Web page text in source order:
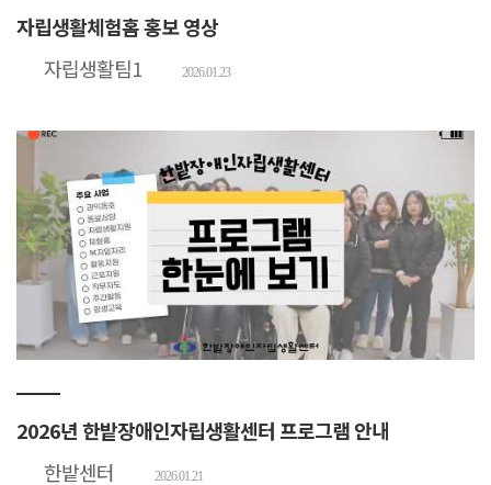
자립생활체험홈 홍보 영상
자립생활팀1
2026.01.23
2026년 한밭장애인자립생활센터 프로그램 안내
한밭센터
2026.01.21